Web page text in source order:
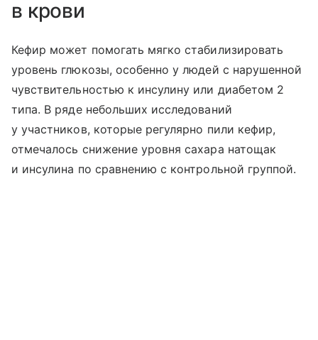
в крови
Кефир может помогать мягко стабилизировать
уровень глюкозы, особенно у людей с нарушенной
чувствительностью к инсулину или диабетом 2
типа. В ряде небольших исследований
у участников, которые регулярно пили кефир,
отмечалось снижение уровня сахара натощак
и инсулина по сравнению с контрольной группой.